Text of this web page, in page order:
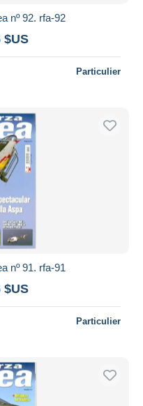
nº 92. rfa-92
$US
Particulier
nº 91. rfa-91
$US
Particulier